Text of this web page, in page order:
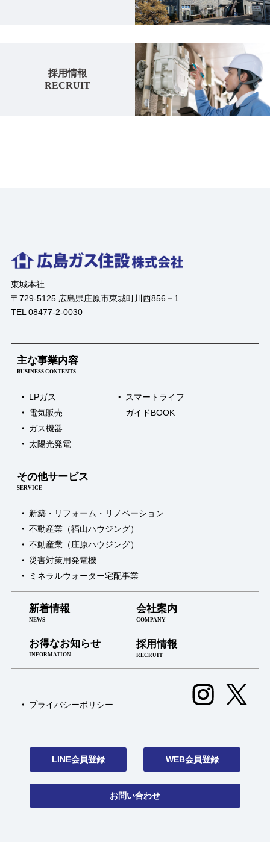
採用情報
RECRUIT
東城本社
〒729-5125 広島県庄原市東城町川西856－1
TEL 08477-2-0030
主な事業内容
BUSINESS CONTENTS
LPガス
電気販売
ガス機器
太陽光発電
スマートライフ
ガイドBOOK
その他サービス
SERVICE
新築・リフォーム・リノベーション
不動産業（福山ハウジング）
不動産業（庄原ハウジング）
災害対策用発電機
ミネラルウォーター宅配事業
新着情報
NEWS
お得なお知らせ
INFORMATION
会社案内
COMPANY
採用情報
RECRUIT
プライバシーポリシー
LINE会員登録 WEB会員登録
お問い合わせ